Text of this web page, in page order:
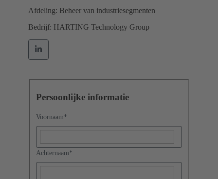
Afdeling: Beheer van industriesegmenten
Bedrijf: HARTING Technology Group
Persoonlijke informatie
Voornaam*
Achternaam*